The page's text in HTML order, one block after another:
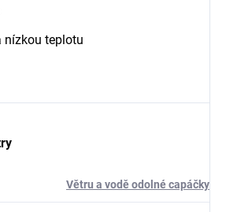
nízkou teplotu
Větru a vodě odolné capáčky